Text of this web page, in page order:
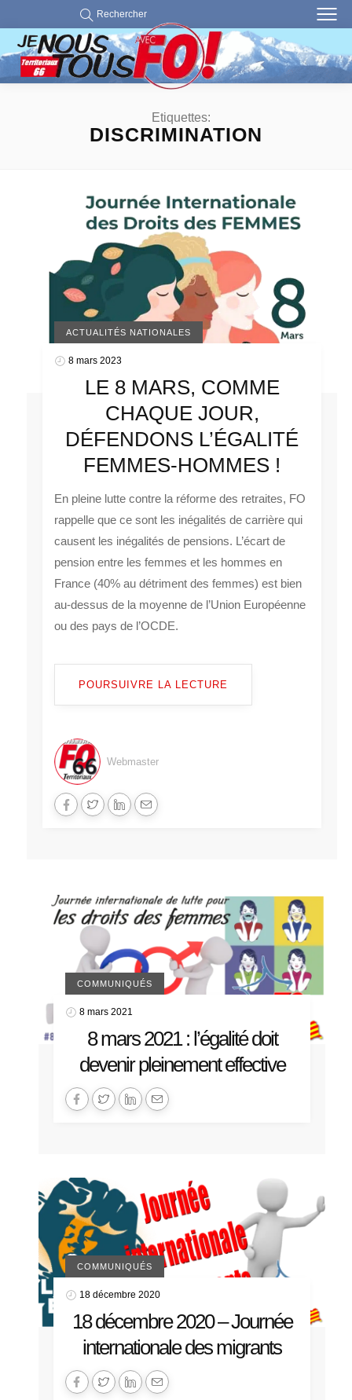
Rechercher
Etiquettes:
DISCRIMINATION
ACTUALITÉS NATIONALES
8 mars 2023
LE 8 MARS, COMME
CHAQUE JOUR,
DÉFENDONS L’ÉGALITÉ
FEMMES-HOMMES !
En pleine lutte contre la réforme des retraites, FO
rappelle que ce sont les inégalités de carrière qui
causent les inégalités de pensions. L’écart de
pension entre les femmes et les hommes en
France (40% au détriment des femmes) est bien
au-dessus de la moyenne de l’Union Européenne
ou des pays de l’OCDE.
POURSUIVRE LA LECTURE
Webmaster
COMMUNIQUÉS
8 mars 2021
8 mars 2021 : l’égalité doit
devenir pleinement effective
COMMUNIQUÉS
18 décembre 2020
18 décembre 2020 – Journée
internationale des migrants